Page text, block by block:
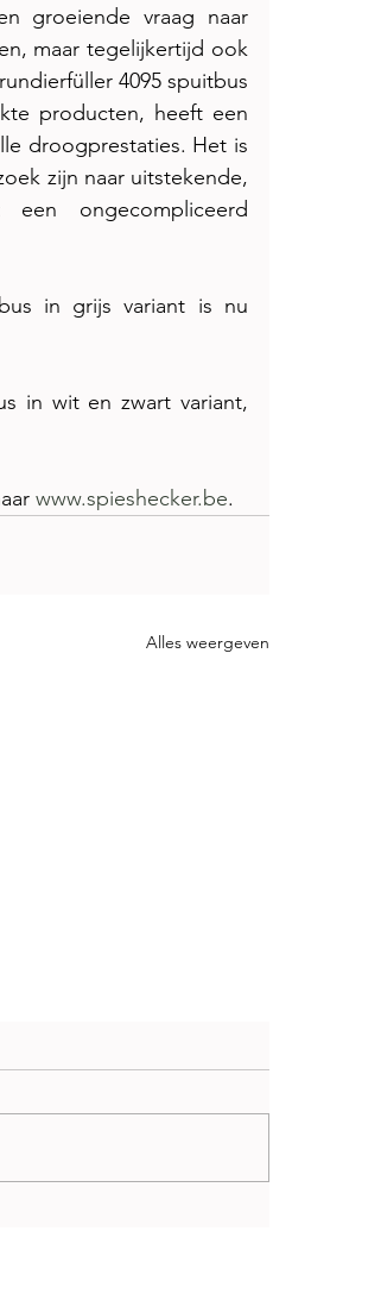
groeiende vraag naar
maar tegelijkertijd ook
4095 spuitbus
producten, heeft een
droogprestaties. Het is
zijn naar uitstekende,
ongecompliceerd
in grijs variant is nu
in wit en zwart variant,
www.spieshecker.be.
Alles weergeven